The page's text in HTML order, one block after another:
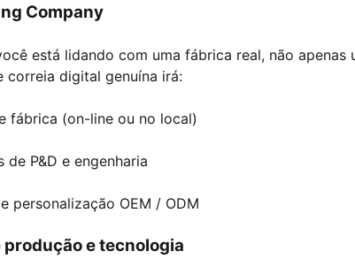
Company
está lidando com uma fábrica real, não apenas
correia digital genuína irá:
fábrica (on-line ou no local)
P&D e engenharia
personalização OEM / ODM
e tecnologia